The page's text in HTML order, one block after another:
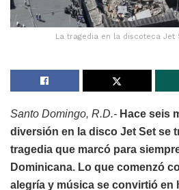
La tragedia en la discoteca
Santo Domingo, R.D.- Hace seis
diversión en la disco Jet Set se
tragedia que marcó para
Dominicana. Lo que comenzó
alegría y música se convirtió en